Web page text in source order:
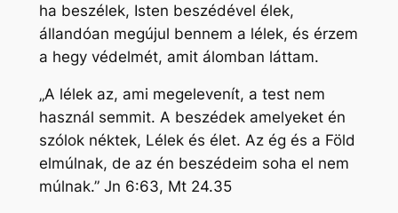
ha beszélek, Isten beszédével élek,
állandóan megújul bennem a lélek, és érzem
a hegy védelmét, amit álomban láttam.
„A lélek az, ami megelevenít, a test nem
használ semmit. A beszédek amelyeket én
szólok néktek, Lélek és élet. Az ég és a Föld
elmúlnak, de az én beszédeim soha el nem
múlnak.” Jn 6:63, Mt 24.35